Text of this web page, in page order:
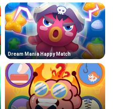
Dream Mania Happy Match